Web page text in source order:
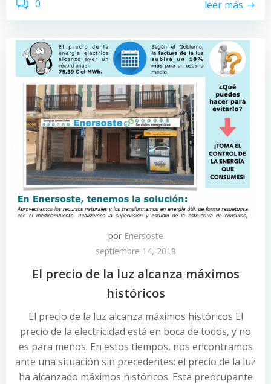
0 leer más
por Enersoste
septiembre 14, 2018
El precio de la luz alcanza máximos
históricos
El precio de la luz alcanza máximos históricos El
precio de la electricidad está en boca de todos, y no
es para menos. En estos tiempos, nos encontramos
ante una situación sin precedentes: el precio de la luz
ha alcanzado máximos históricos. Esta preocupante